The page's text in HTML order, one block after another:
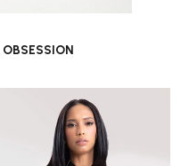
OBSESSION